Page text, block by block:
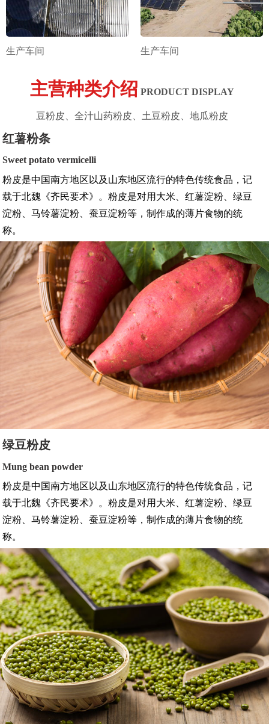
生产车间 生产车间
主营种类介绍 PRODUCT DISPLAY
豆粉皮、全汁山药粉皮、土豆粉皮、地瓜粉皮
红薯粉条
Sweet potato vermicelli
粉皮是中国南方地区以及山东地区流行的特色传统食品，记
载于北魏《齐民要术》。粉皮是对用大米、红薯淀粉、绿豆
淀粉、马铃薯淀粉、蚕豆淀粉等，制作成的薄片食物的统
称。
绿豆粉皮
Mung bean powder
粉皮是中国南方地区以及山东地区流行的特色传统食品，记
载于北魏《齐民要术》。粉皮是对用大米、红薯淀粉、绿豆
淀粉、马铃薯淀粉、蚕豆淀粉等，制作成的薄片食物的统
称。